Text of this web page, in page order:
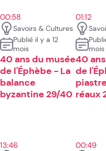
00:58
Savoirs & Cultures
Publié il y a 12
mois
40 ans du musée
de l'Éphèbe - La
balance
byzantine 29/40
01:12
mois
40
de
réaux
13:46 00:49